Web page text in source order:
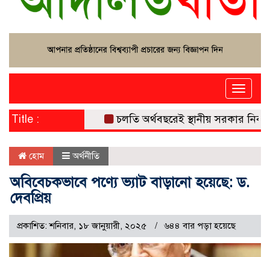
Toggle
Title : চলতি অর্থবছরেই স্থানীয় সরকার নির্বাচন
হোম অর্থনীতি
অবিবেচকভাবে পণ্যে ভ্যাট বাড়ানো হয়েছে: ড.
দেবপ্রিয়
প্রকাশিত: শনিবার, ১৮ জানুয়ারী, ২০২৫ ৬৪৪ বার পড়া হয়েছে